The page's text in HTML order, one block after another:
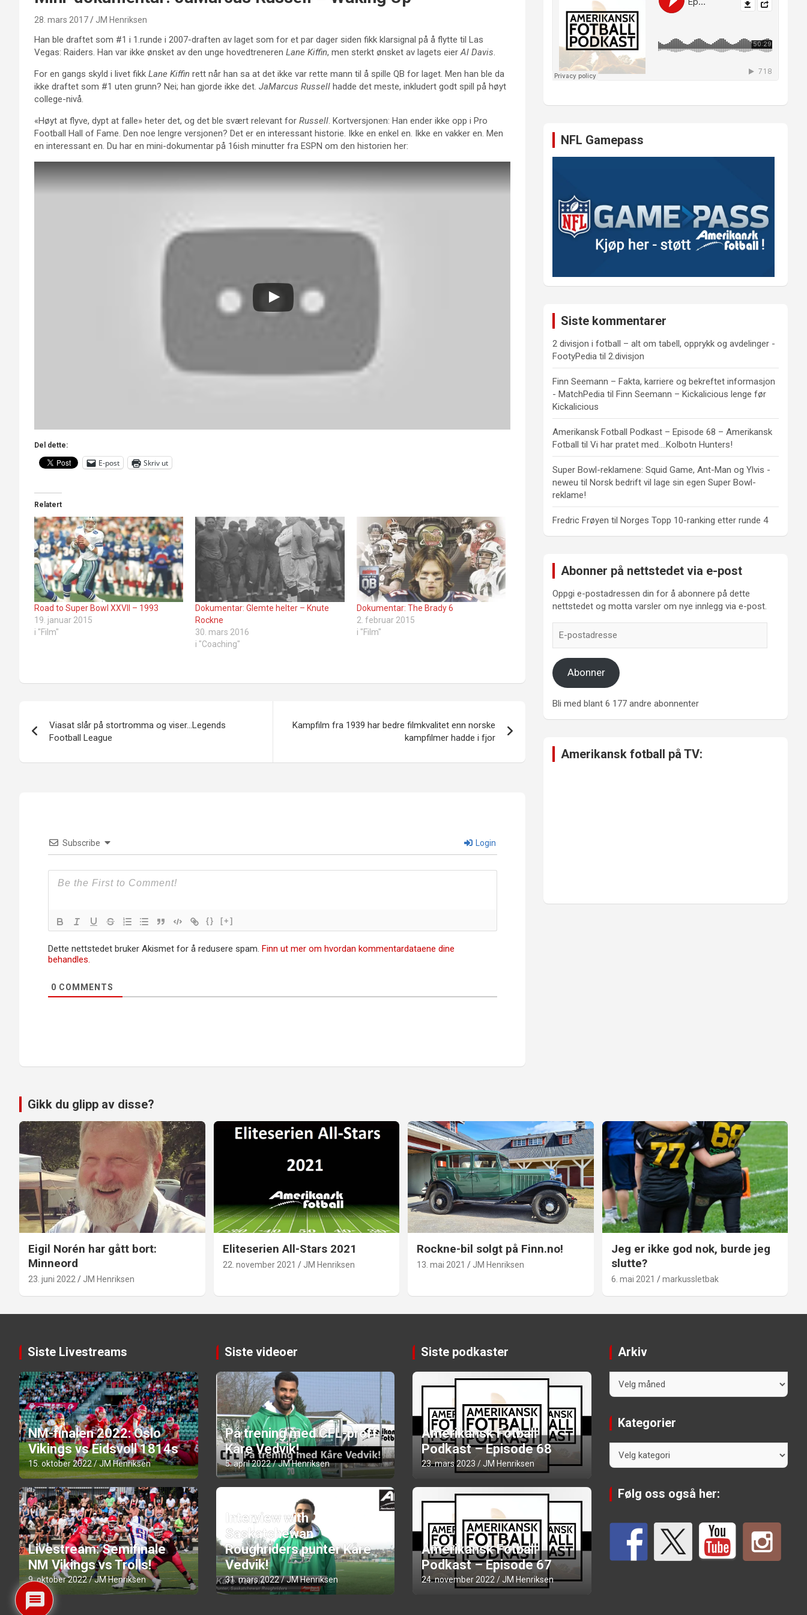
28. mars 2017 JM Henriksen
Han ble draftet som #1 i 1.runde i 2007-draften av laget som for et par dager siden fikk klarsignal på å flytte til Las
Vegas: Raiders. Han var ikke ønsket av den unge hovedtreneren Lane Kiffin, men sterkt ønsket av lagets eierAl Davis.
For en gangs skyld i livet fikk Lane Kiffin rett når han sa at det ikke var rette mann til å spille QB for laget. Men han ble da
ikke draftet som #1 uten grunn? Nei; han gjorde ikke det. JaMarcus Russell hadde det meste, inkludert godt spill på høyt
college-nivå.
«Høyt at flyve, dypt at falle» heter det, og det ble svært relevant for Russell. Kortversjonen: Han ender ikke opp i Pro
Football Hall of Fame. Den noe lengre versjonen? Det er en interessant historie. Ikke en enkel en. Ikke en vakker en. Men
en interessant en. Du har en mini-dokumentar på 16ish minutter fra ESPN om den historien her:
Del dette:
E-post Skriv ut
Relatert
Road to Super Bowl XXVII – 1993
19. januar 2015
i "Film"
Dokumentar: Glemte helter – Knute
Rockne
30. mars 2016
i "Coaching"
Dokumentar: The Brady 6
2. februar 2015
i "Film"
Viasat slår på stortromma og viser…Legends
Football League
Kampfilm fra 1939 har bedre filmkvalitet enn norske
kampfilmer hadde i fjor
Subscribe Login
{} [+]
Dette nettstedet bruker Akismet for å redusere spam. Finn ut mer om hvordan kommentardataene dine
behandles.
0 COMMENTS
NFL Gamepass
Siste kommentarer
2 divisjon i fotball – alt om tabell, opprykk og avdelinger -
FootyPedia til2.divisjon
Finn Seemann – Fakta, karriere og bekreftet informasjon
- MatchPedia tilFinn Seemann – Kickalicious lenge før
Kickalicious
Amerikansk Fotball Podkast – Episode 68 – Amerikansk
Fotball tilVi har pratet med….Kolbotn Hunters!
Super Bowl-reklamene: Squid Game, Ant-Man og Ylvis -
neweu tilNorsk bedrift vil lage sin egen Super Bowl-
reklame!
Fredric Frøyen tilNorges Topp 10-ranking etter runde 4
Abonner på nettstedet via e-post
Oppgi e-postadressen din for å abonnere på dette
nettstedet og motta varsler om nye innlegg via e-post.
postadresse
Abonner
Bli med blant 6 177 andre abonnenter
Amerikansk fotball på TV:
Gikk du glipp av disse?
Eigil Norén har gått bort:
Minneord
23. juni 2022 JM Henriksen
Eliteserien All-Stars 2021
22. november 2021 JM Henriksen
Rockne-bil solgt på Finn.no!
13. mai 2021 JM Henriksen
Jeg er ikke god nok, burde jeg
slutte?
6. mai 2021 markussletbak
Siste Livestreams
NM-finalen 2022: Oslo
Vikings vs Eidsvoll 1814s
15. oktober 2022 JM Henriksen
Livestream: Semifinale
NM Vikings vs Trolls!
9. oktober 2022 JM Henriksen
Siste videoer
På trening med CFL-proff
Kåre Vedvik!
5. april 2022 JM Henriksen
Interview with
Saskatchewan
Roughriders punter Kåre
Vedvik!
31. mars 2022 JM Henriksen
Siste podkaster
Amerikansk Fotball
Podkast – Episode 68
23. mars 2023 JM Henriksen
Amerikansk Fotball
Podkast – Episode 67
24. november 2022 JM Henriksen
Arkiv
Kategorier
Følg oss også her: